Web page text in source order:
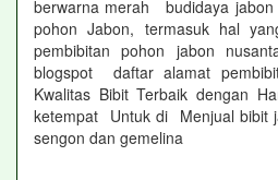
berwarna merah budidaya
pohon Jabon, termasuk hal
pembibitan pohon jabon
blogspot daftar alamat
Kwalitas Bibit Terbaik dengan
ketempat Untuk di Menjual bibit
sengon dan gemelina